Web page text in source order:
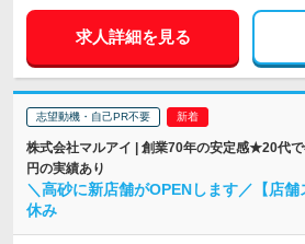
求人詳細を見る
志望動機・自己PR不要
株式会社マルアイ | 創業70年の安定感★20代
円の実績あり
＼高砂に新店舗がOPENします／【店
休み